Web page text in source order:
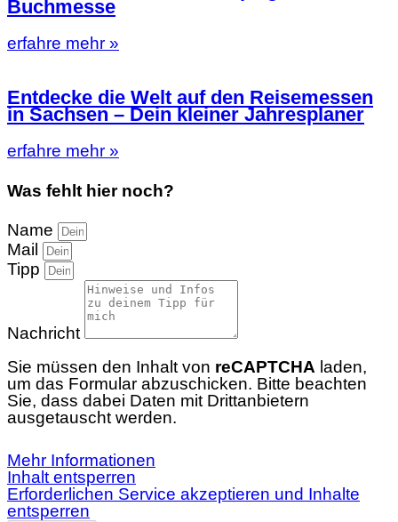
Buchmesse
erfahre mehr »
Entdecke die Welt auf den Reisemessen
in Sachsen – Dein kleiner Jahresplaner
erfahre mehr »
Was fehlt hier noch?
Name
Mail
Tipp
Nachricht
Sie müssen den Inhalt von reCAPTCHA laden,
um das Formular abzuschicken. Bitte beachten
Sie, dass dabei Daten mit Drittanbietern
ausgetauscht werden.
Mehr Informationen
Inhalt entsperren
Erforderlichen Service akzeptieren und Inhalte
entsperren